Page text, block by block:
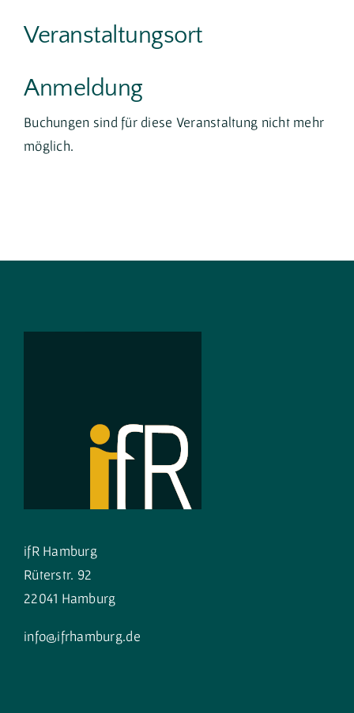
Veranstaltungsort
Anmeldung
Buchungen sind für diese Veranstaltung nicht mehr
möglich.
ifR Hamburg
Rüterstr. 92
22041 Hamburg
info@ifrhamburg.de